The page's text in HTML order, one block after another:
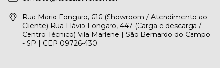
Rua Mario Fongaro, 616 (Showroom / Atendimento ao
Cliente) Rua Flávio Fongaro, 447 (Carga e descarga /
Centro Técnico) Vila Marlene | São Bernardo do Campo
- SP | CEP 09726-430